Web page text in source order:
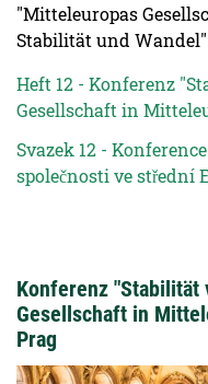
"Mitteleuropas
Stabilität und
Heft 12 - Konferenz
Gesellschaft in
Svazek 12 -
společnosti ve střední
Konferenz "Stabilität
Gesellschaft in
Prag